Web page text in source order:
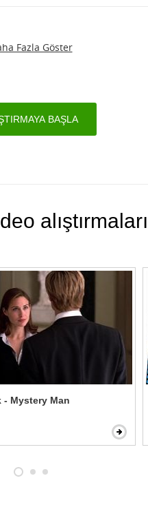
Fazla Göster
BAŞLA
alıştırmaları
- Mystery Man